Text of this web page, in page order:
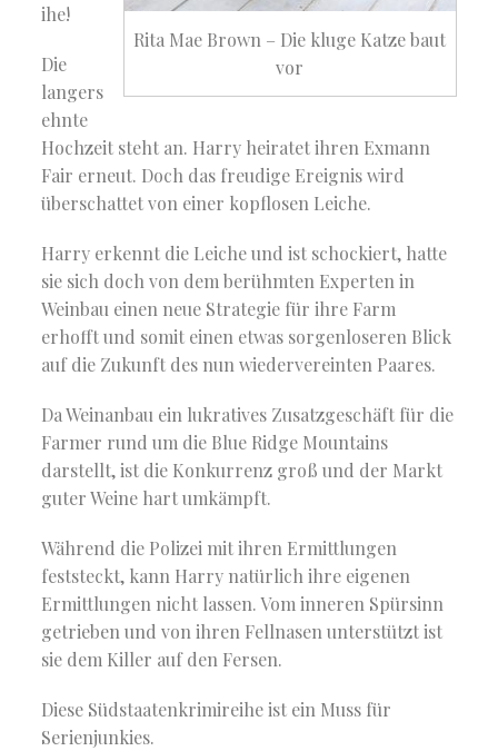
Rita Mae Brown – Die kluge Katze baut
vor
ihe!
Die
langers
ehnte
Hochzeit steht an. Harry heiratet ihren Exmann
Fair erneut. Doch das freudige Ereignis wird
überschattet von einer kopflosen Leiche.
Harry erkennt die Leiche und ist schockiert, hatte
sie sich doch von dem berühmten Experten in
Weinbau einen neue Strategie für ihre Farm
erhofft und somit einen etwas sorgenloseren Blick
auf die Zukunft des nun wiedervereinten Paares.
Da Weinanbau ein lukratives Zusatzgeschäft für die
Farmer rund um die Blue Ridge Mountains
darstellt, ist die Konkurrenz groß und der Markt
guter Weine hart umkämpft.
Während die Polizei mit ihren Ermittlungen
feststeckt, kann Harry natürlich ihre eigenen
Ermittlungen nicht lassen. Vom inneren Spürsinn
getrieben und von ihren Fellnasen unterstützt ist
sie dem Killer auf den Fersen.
Diese Südstaatenkrimireihe ist ein Muss für
Serienjunkies.